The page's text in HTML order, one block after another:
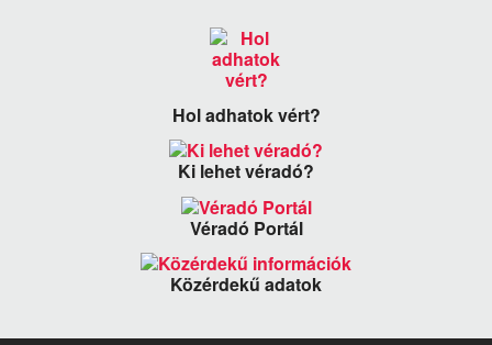
Hol adhatok vért?
Ki lehet véradó?
Véradó Portál
Közérdekű adatok